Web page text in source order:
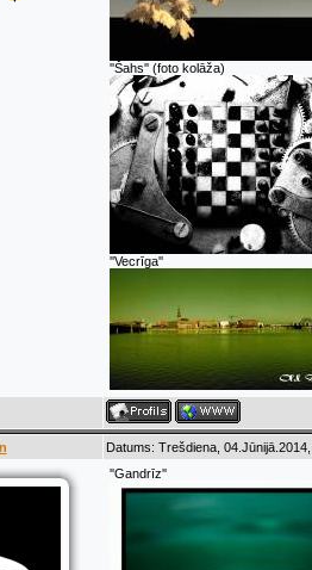
''Šahs'' (foto kolāža)
''Vecrīga''
Datums: Trešdiena,
''Gandrīz''